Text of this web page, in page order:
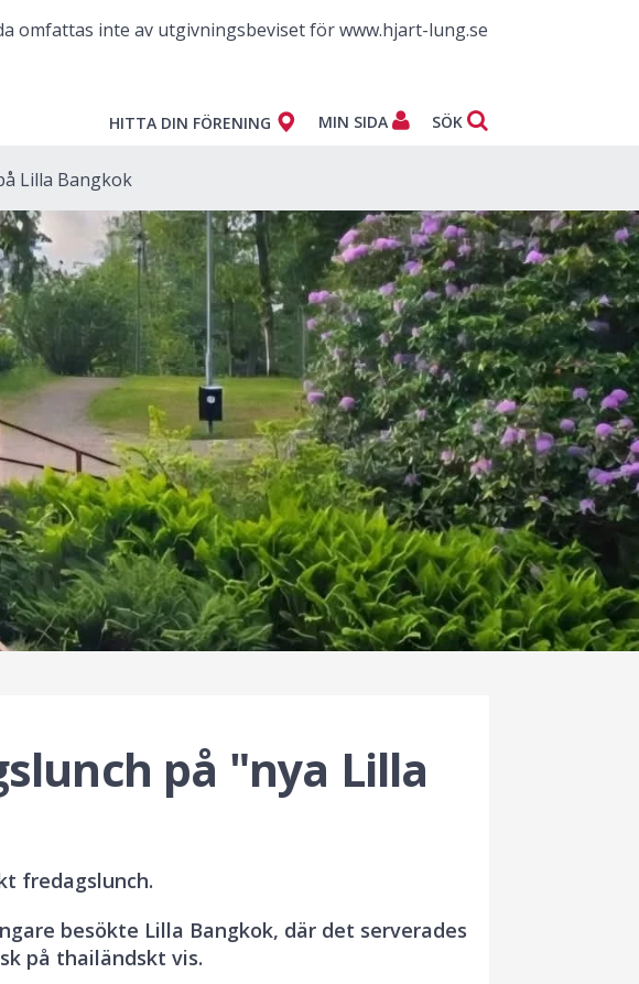
omfattas inte av utgivningsbeviset för www.hjart-lung.se
HITTA DIN FÖRENING MIN SIDA SÖK
Lilla Bangkok
på "nya Lilla
fredagslunch.
besökte Lilla Bangkok, där det serverades
på thailändskt vis.